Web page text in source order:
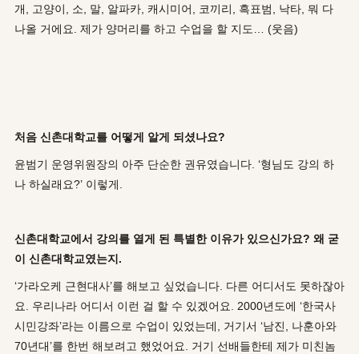
개, 고양이, 소, 말, 알파카, 캐시미어, 코끼리, 흑표범, 낙타, 뭐 다
나올 거에요. 제가 양머리를 하고 수업을 할 지도… (웃음)
처음 신촌대학교를 어떻게 알게 되셨나요?
윤범기 운영위원장의 아주 단순한 권유였습니다. ‘형님도 강의 하
나 하실래요?’ 이렇게.
신촌대학교에서 강의를 열게 된 특별한 이유가 있으신가요? 왜 굳
이 신촌대학교였는지.
‘가라오케 근현대사’를 해보고 싶었습니다. 다른 어디서도 못하잖아
요. 우리나라 어디서 이런 걸 할 수 있겠어요. 2000년도에 ‘한국사
시민강좌’라는 이름으로 수업이 있었는데, 거기서 ‘남진, 나훈아와
70년대’를 한번 해보려고 했었어요. 거기 선배들한테 제가 미친놈